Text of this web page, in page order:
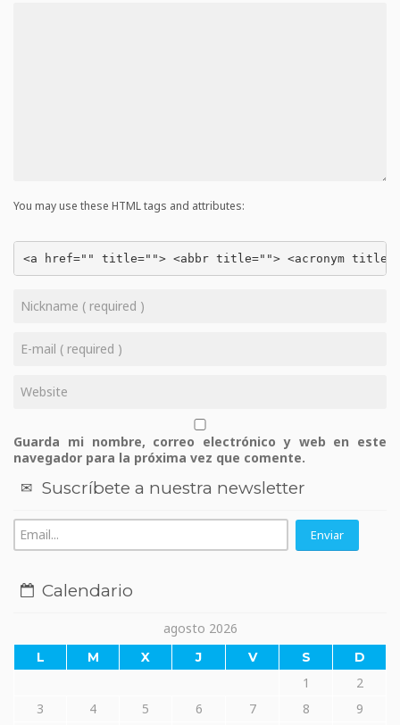
You may use these HTML tags and attributes:
<a href="" title=""> <abbr title=""> <acronym
Guarda mi nombre, correo electrónico y web en este
navegador para la próxima vez que comente.
Suscríbete a nuestra newsletter
Calendario
agosto 2026
L M X J V S D
1
2
3
4 5 6 7 8
9